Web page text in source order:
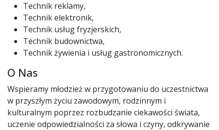
Technik reklamy,
Technik elektronik,
Technik usług fryzjerskich,
Technik budownictwa,
Technik żywienia i usług gastronomicznych.
O Nas
Wspieramy młodzież w przygotowaniu do uczestnictwa
w przyszłym życiu zawodowym, rodzinnym i
kulturalnym poprzez rozbudzanie ciekawości świata,
uczenie odpowiedzialności za słowa i czyny, odkrywanie